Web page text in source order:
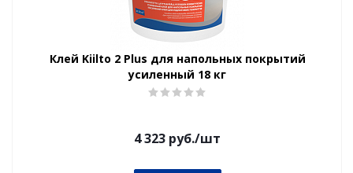
Клей Kiilto 2 Plus для напольных покрытий
усиленный 18 кг
4 323 руб./шт